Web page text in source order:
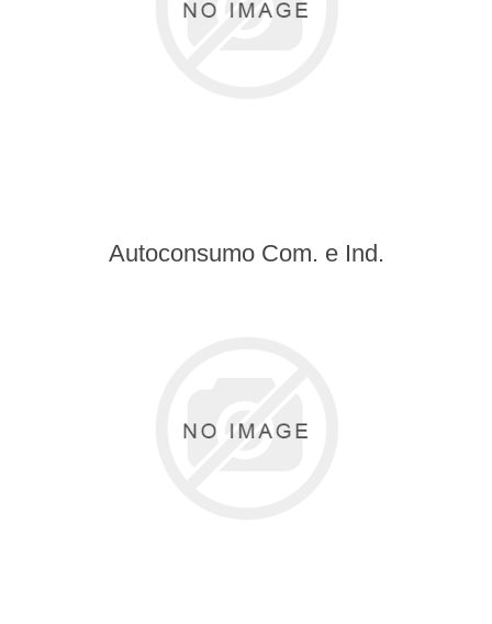
Autoconsumo Com. e Ind.